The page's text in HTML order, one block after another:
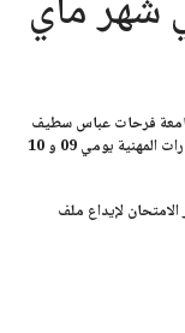
فرحات عباس سطيف
المهنية يومي
09 و 10
لإيداع ملف